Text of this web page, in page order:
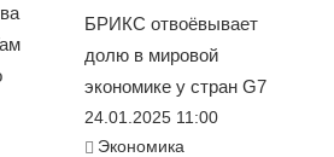
БРИКС отвоёвывает
долю в мировой
экономике у стран G7
24.01.2025 11:00
Экономика